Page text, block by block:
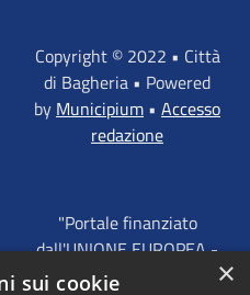
Copyright © 2022 • Città
di Bagheria • Powered
by Municipium • Accesso
redazione
"Portale finanziato
dall'UNIONE EUROPEA -
FONDI STRUTTURALI
×
sui cookie